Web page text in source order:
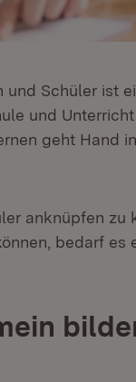
Schüler ist
und
geht Hand
anknüpfen zu
bedarf es